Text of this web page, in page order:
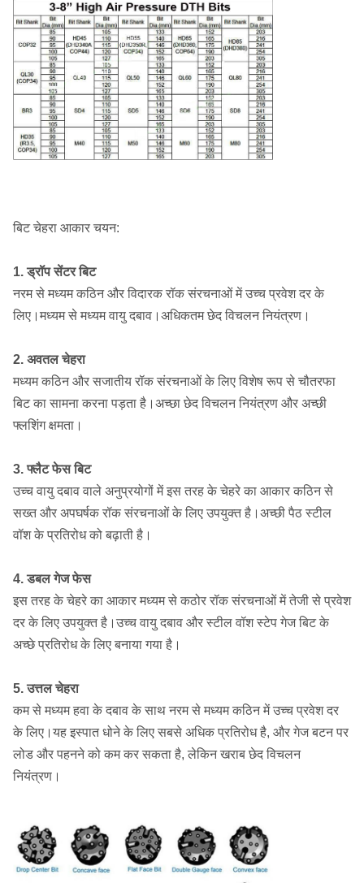
बिट चेहरा आकार चयन:
1. ड्रॉप सेंटर बिट
नरम से मध्यम कठिन और विदारक रॉक संरचनाओं में उच्च प्रवेश दर के
लिए।मध्यम से मध्यम वायु दबाव।अधिकतम छेद विचलन नियंत्रण।
2. अवतल चेहरा
मध्यम कठिन और सजातीय रॉक संरचनाओं के लिए विशेष रूप से चौतरफा
बिट का सामना करना पड़ता है।अच्छा छेद विचलन नियंत्रण और अच्छी
फ्लशिंग क्षमता।
3. फ्लैट फेस बिट
उच्च वायु दबाव वाले अनुप्रयोगों में इस तरह के चेहरे का आकार कठिन से
सख्त और अपघर्षक रॉक संरचनाओं के लिए उपयुक्त है।अच्छी पैठ स्टील
वॉश के प्रतिरोध को बढ़ाती है।
4. डबल गेज फेस
इस तरह के चेहरे का आकार मध्यम से कठोर रॉक संरचनाओं में तेजी से प्रवेश
दर के लिए उपयुक्त है।उच्च वायु दबाव और स्टील वॉश स्टेप गेज बिट के
अच्छे प्रतिरोध के लिए बनाया गया है।
5. उत्तल चेहरा
कम से मध्यम हवा के दबाव के साथ नरम से मध्यम कठिन में उच्च प्रवेश दर
के लिए।यह इस्पात धोने के लिए सबसे अधिक प्रतिरोध है, और गेज बटन पर
लोड और पहनने को कम कर सकता है, लेकिन खराब छेद विचलन
नियंत्रण।